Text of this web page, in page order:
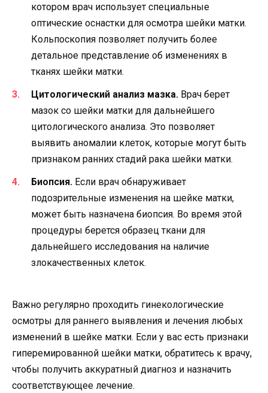
котором врач использует специальные
оптические оснастки для осмотра шейки матки.
Кольпоскопия позволяет получить более
детальное представление об изменениях в
тканях шейки матки.
Цитологический анализ мазка. Врач берет
мазок со шейки матки для дальнейшего
цитологического анализа. Это позволяет
выявить аномалии клеток, которые могут быть
признаком ранних стадий рака шейки матки.
Биопсия. Если врач обнаруживает
подозрительные изменения на шейке матки,
может быть назначена биопсия. Во время этой
процедуры берется образец ткани для
дальнейшего исследования на наличие
злокачественных клеток.
Важно регулярно проходить гинекологические
осмотры для раннего выявления и лечения любых
изменений в шейке матки. Если у вас есть признаки
гиперемированной шейки матки, обратитесь к врачу,
чтобы получить аккуратный диагноз и назначить
соответствующее лечение.